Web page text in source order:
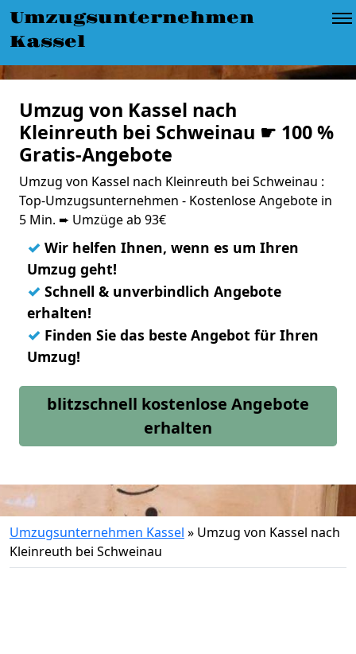
Umzugsunternehmen
Kassel
Umzug von Kassel nach
Kleinreuth bei Schweinau ☛ 100 %
Gratis-Angebote
Umzug von Kassel nach Kleinreuth bei Schweinau :
Top-Umzugsunternehmen - Kostenlose Angebote in
5 Min. ➨ Umzüge ab 93€
✓ Wir helfen Ihnen, wenn es um Ihren
Umzug geht!
✓ Schnell & unverbindlich Angebote
erhalten!
✓ Finden Sie das beste Angebot für Ihren
Umzug!
blitzschnell kostenlose Angebote
erhalten
Umzugsunternehmen Kassel » Umzug von Kassel nach
Kleinreuth bei Schweinau